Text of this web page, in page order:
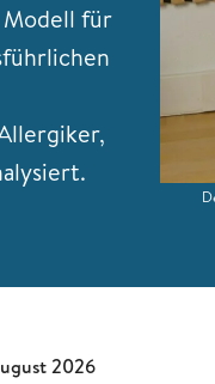
Modell für
2026